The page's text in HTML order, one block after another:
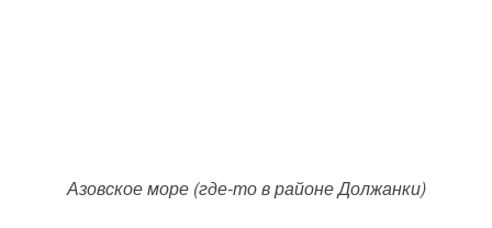
Азовское море (где-то в районе Должанки)